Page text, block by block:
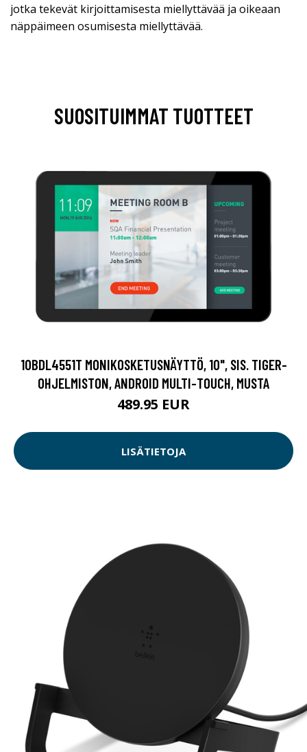
jotka tekevät kirjoittamisesta miellyttävää ja oikeaan
näppäimeen osumisesta miellyttävää.
SUOSITUIMMAT TUOTTEET
10BDL4551T MONIKOSKETUSNÄYTTÖ, 10", SIS. TIGER-
OHJELMISTON, ANDROID MULTI-TOUCH, MUSTA
489.95 EUR
LISÄTIETOJA